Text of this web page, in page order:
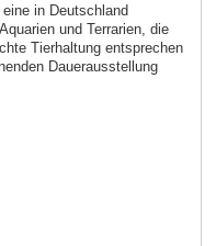
in Deutschland
und Terrarien, die
Tierhaltung entsprechen
Dauerausstellung